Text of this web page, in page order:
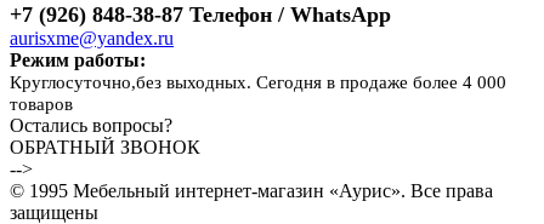
+7 (926) 848-38-87 Телефон / WhatsApp
aurisxme@yandex.ru
Режим работы:
Круглосуточно,без выходных. Сегодня в продаже более 4 000
товаров
Остались вопросы?
ОБРАТНЫЙ ЗВОНОК
-->
© 1995 Мебельный интернет-магазин «Аурис». Все права
защищены